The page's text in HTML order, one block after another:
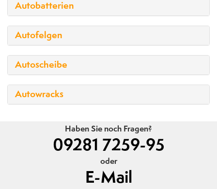
Autobatterien
Autofelgen
Autoscheibe
Autowracks
Haben Sie noch Fragen?
09281 7259-95
oder
E-Mail